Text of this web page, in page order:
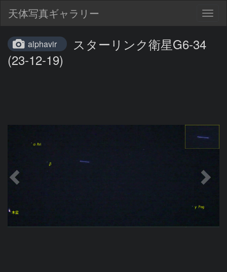
天体写真ギャラリー
alphavir
スターリンク衛星G6-34
(23-12-19)